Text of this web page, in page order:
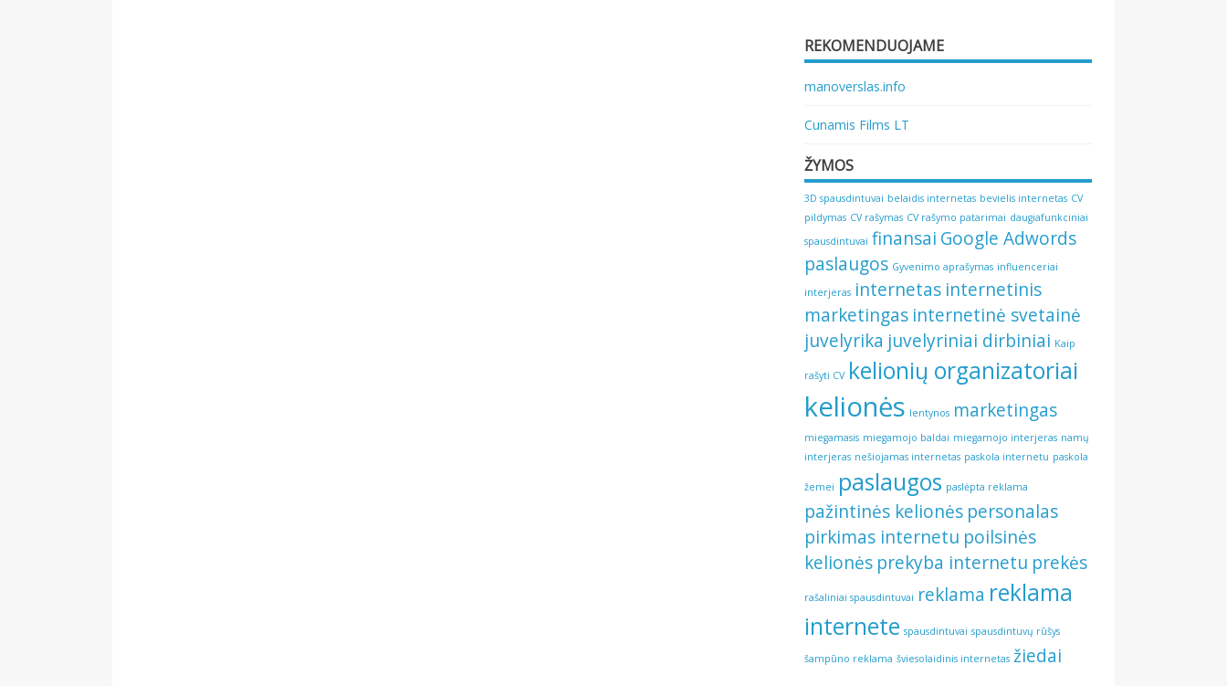
REKOMENDUOJAME
manoverslas.info
Cunamis Films LT
ŽYMOS
3D spausdintuvai belaidis internetas bevielis internetas CV
pildymas CV rašymas CV rašymo patarimai daugiafunkciniai
spausdintuvai finansai Google Adwords
paslaugos Gyvenimo aprašymas influenceriai
interjeras internetas internetinis
marketingas internetinė svetainė
juvelyrika juvelyriniai dirbiniai Kaip
rašyti CV kelionių organizatoriai
kelionės lentynos marketingas
miegamasis miegamojo baldai miegamojo interjeras namų
interjeras nešiojamas internetas paskola internetu paskola
žemei paslaugos paslėpta reklama
pažintinės kelionės personalas
pirkimas internetu poilsinės
kelionės prekyba internetu prekės
rašaliniai spausdintuvai reklama reklama
internete spausdintuvai spausdintuvų rūšys
šampūno reklama šviesolaidinis internetas žiedai